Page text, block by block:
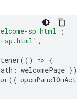
sp.html' ;
sp.html' ;
(() => {
: welcomePage
({